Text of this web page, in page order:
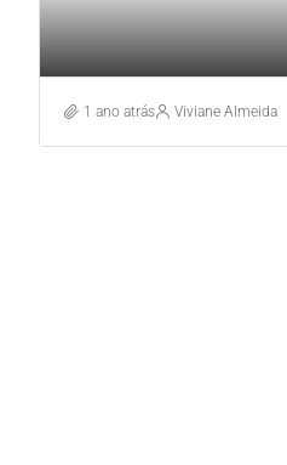
1 ano atrás Viviane Almeida